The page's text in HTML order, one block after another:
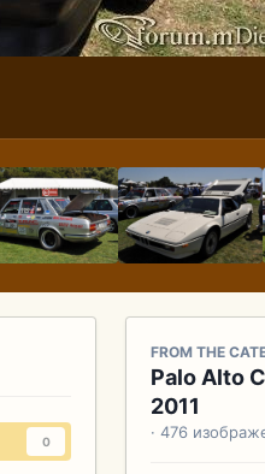
0
FROM THE
Palo Alto
2011
· 476